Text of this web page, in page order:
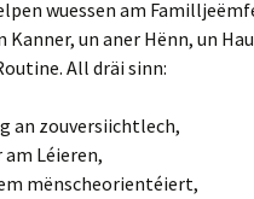
wuessen am
Kanner, un aner Hënn, un
All dräi sinn:
an zouversiichtlech,
am Léieren,
mënscheorientéiert,